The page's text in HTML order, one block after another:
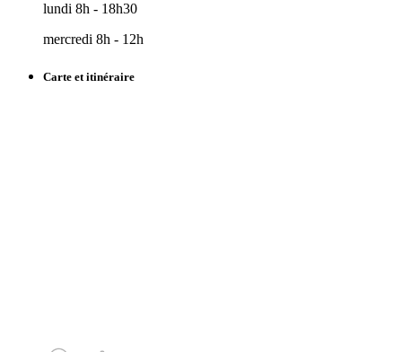
lundi 8h - 18h30
mercredi 8h - 12h
Carte et itinéraire